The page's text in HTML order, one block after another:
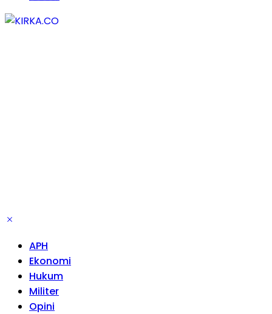
APH
Ekonomi
Hukum
Militer
Opini